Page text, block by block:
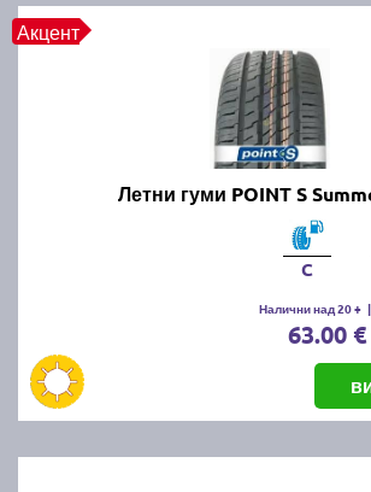
Акцент
Летни гуми POINT S
C
Налични над 20 + |
63.00